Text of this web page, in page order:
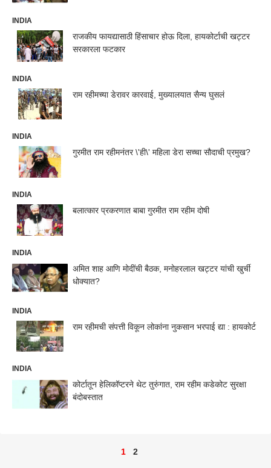
INDIA
राजकीय फायद्यासाठी हिंसाचार होऊ दिला, हायकोर्टाची खट्टर
सरकारला फटकार
INDIA
राम रहीमच्या डेरावर कारवाई, मुख्यालयात सैन्य घुसलं
INDIA
गुरमीत राम रहीमनंतर \'ही\' महिला डेरा सच्चा सौदाची प्रमुख?
INDIA
बलात्कार प्रकरणात बाबा गुरमीत राम रहीम दोषी
INDIA
अमित शाह आणि मोदींची बैठक, मनोहरलाल खट्टर यांची खुर्ची
धोक्यात?
INDIA
राम रहीमची संपत्ती विकून लोकांना नुकसान भरपाई द्या : हायकोर्ट
INDIA
कोर्टातून हेलिकॉप्टरने थेट तुरुंगात, राम रहीम कडेकोट सुरक्षा
बंदोबस्तात
1 2